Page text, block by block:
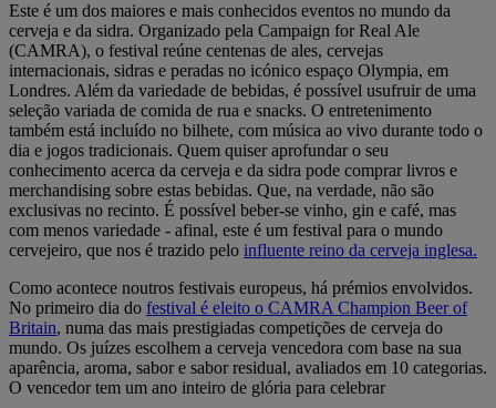
Este é um dos maiores e mais conhecidos eventos no mundo da
cerveja e da sidra. Organizado pela Campaign for Real Ale
(CAMRA), o festival reúne centenas de ales, cervejas
internacionais, sidras e peradas no icónico espaço Olympia, em
Londres. Além da variedade de bebidas, é possível usufruir de uma
seleção variada de comida de rua e snacks. O entretenimento
também está incluído no bilhete, com música ao vivo durante todo o
dia e jogos tradicionais. Quem quiser aprofundar o seu
conhecimento acerca da cerveja e da sidra pode comprar livros e
merchandising sobre estas bebidas. Que, na verdade, não são
exclusivas no recinto. É possível beber-se vinho, gin e café, mas
com menos variedade - afinal, este é um festival para o mundo
cervejeiro, que nos é trazido pelo influente reino da cerveja inglesa.
Como acontece noutros festivais europeus, há prémios envolvidos.
No primeiro dia do festival é eleito o CAMRA Champion Beer of
Britain, numa das mais prestigiadas competições de cerveja do
mundo. Os juízes escolhem a cerveja vencedora com base na sua
aparência, aroma, sabor e sabor residual, avaliados em 10 categorias.
O vencedor tem um ano inteiro de glória para celebrar